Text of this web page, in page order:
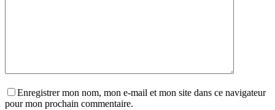
Enregistrer mon nom, mon e-mail et mon site dans ce navigateur
pour mon prochain commentaire.